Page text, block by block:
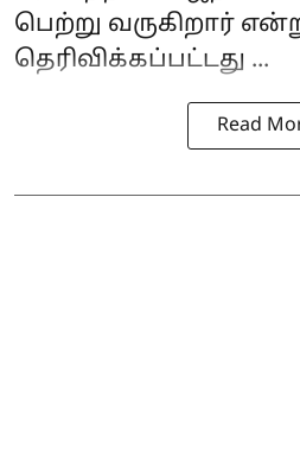
பெற்று வருகிறார்
தெரிவிக்கப்பட்டது ...
Read